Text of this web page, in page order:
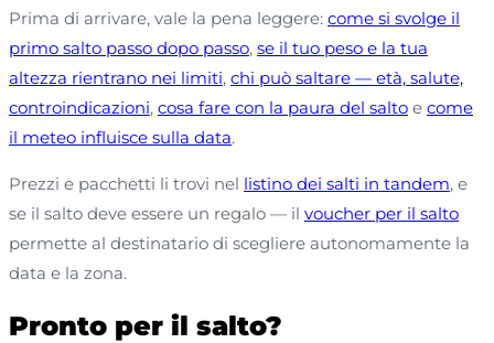
Prima di arrivare, vale la pena leggere: come si svolge il
primo salto passo dopo passo, se il tuo peso e la tua
altezza rientrano nei limiti, chi può saltare — età, salute,
controindicazioni, cosa fare con la paura del salto e come
il meteo influisce sulla data.
Prezzi e pacchetti li trovi nel listino dei salti in tandem, e
se il salto deve essere un regalo — il voucher per il salto
permette al destinatario di scegliere autonomamente la
data e la zona.
Pronto per il salto?